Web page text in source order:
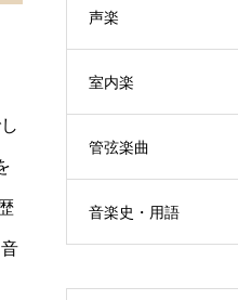
声楽
室内楽
管弦楽曲
音楽史・用語